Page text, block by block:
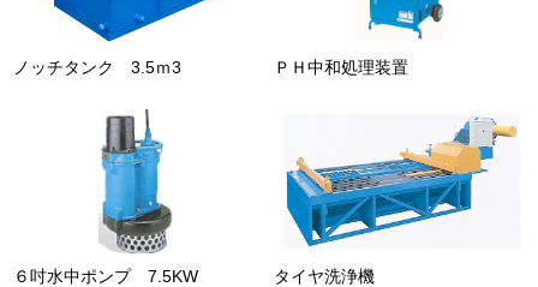
ノッチタンク 3.5ｍ3 ＰＨ中和処理装置
６吋水中ポンプ 7.5KW タイヤ洗浄機